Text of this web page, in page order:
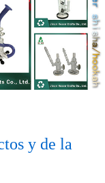
y de la